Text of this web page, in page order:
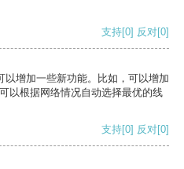
支持[0] 反对[0]
增加一些新功能。比如，可以增加
以根据网络情况自动选择最优的线
支持[0] 反对[0]